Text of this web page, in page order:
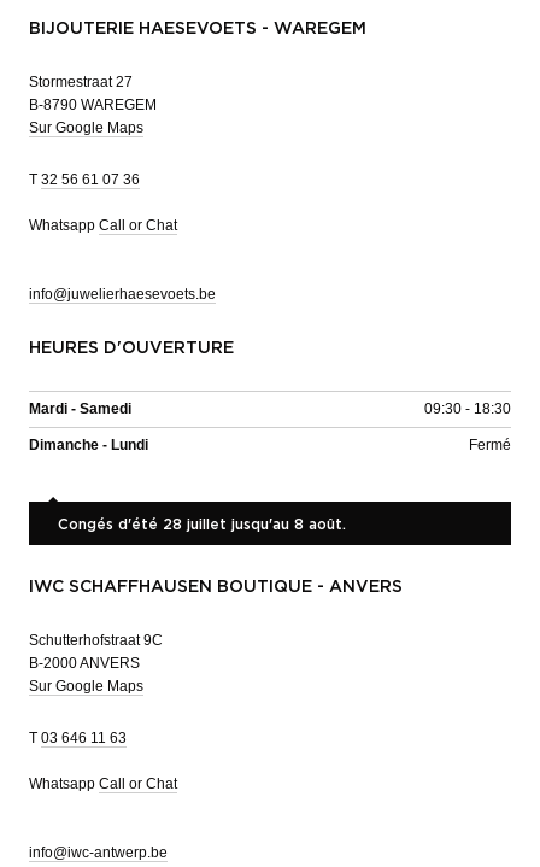
BIJOUTERIE HAESEVOETS - WAREGEM
Stormestraat 27
B-8790 WAREGEM
Sur Google Maps
T 32 56 61 07 36
Whatsapp Call or Chat
info@juwelierhaesevoets.be
HEURES D'OUVERTURE
Mardi - Samedi 09:30 - 18:30
Dimanche - Lundi Fermé
Congés d'été 28 juillet jusqu'au 8 août.
IWC SCHAFFHAUSEN BOUTIQUE - ANVERS
Schutterhofstraat 9C
B-2000 ANVERS
Sur Google Maps
T 03 646 11 63
Whatsapp Call or Chat
info@iwc-antwerp.be